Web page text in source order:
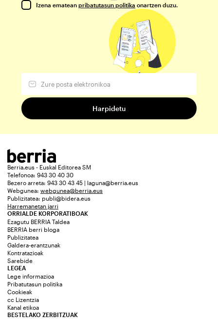
Izena ematean pribatutasun politika onartzen duzu.
Berria.eus - Euskal Editorea SM
Telefonoa: 943 30 40 30
Bezero arreta: 943 30 43 45 | laguna@berria.eus
Webgunea: webgunea@berria.eus
Publizitatea: publi@bidera.eus
Harremanetan jarri
ORRIALDE KORPORATIBOAK
Ezagutu BERRIA Taldea
BERRIA berri bloga
Publizitatea
Galdera-erantzunak
Kontratazioak
Sarebide
LEGEA
Lege informazioa
Pribatutasun politika
Cookieak
cc Lizentzia
Kanal etikoa
BESTELAKO ZERBITZUAK